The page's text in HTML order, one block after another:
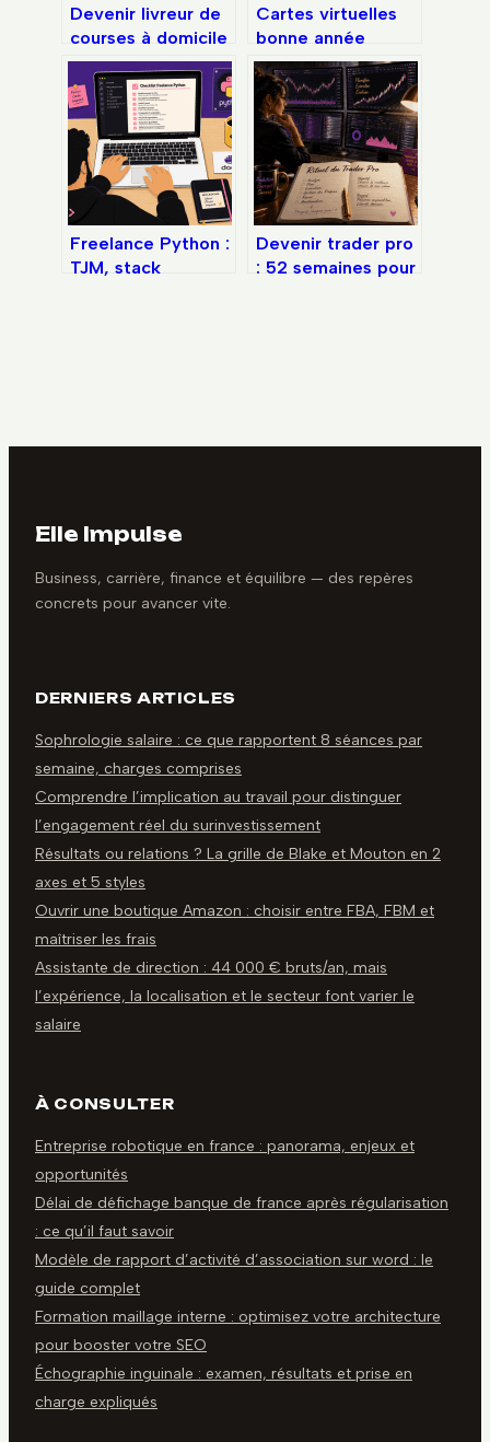
Devenir livreur de
courses à domicile
: le guide complet
pour se lancer
Cartes virtuelles
bonne année
2025 : idées
modernes, textes
et envoi facile
Freelance Python :
TJM, stack
Devenir trader pro
: 52 semaines pour
Elle Impulse
Business, carrière, finance et équilibre — des repères
concrets pour avancer vite.
DERNIERS ARTICLES
Sophrologie salaire : ce que rapportent 8 séances par
semaine, charges comprises
Comprendre l’implication au travail pour distinguer
l’engagement réel du surinvestissement
Résultats ou relations ? La grille de Blake et Mouton en 2
axes et 5 styles
Ouvrir une boutique Amazon : choisir entre FBA, FBM et
maîtriser les frais
Assistante de direction : 44 000 € bruts/an, mais
l’expérience, la localisation et le secteur font varier le
salaire
À CONSULTER
Entreprise robotique en france : panorama, enjeux et
opportunités
Délai de défichage banque de france après régularisation
: ce qu’il faut savoir
Modèle de rapport d’activité d’association sur word : le
guide complet
Formation maillage interne : optimisez votre architecture
pour booster votre SEO
Échographie inguinale : examen, résultats et prise en
charge expliqués